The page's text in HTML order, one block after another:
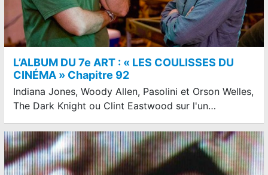
L’ALBUM DU 7e ART : « LES COULISSES DU
CINÉMA » Chapitre 92
Indiana Jones, Woody Allen, Pasolini et Orson Welles,
The Dark Knight ou Clint Eastwood sur l'un…